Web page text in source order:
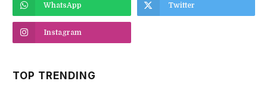
WhatsApp Twitter
Instagram
TOP TRENDING